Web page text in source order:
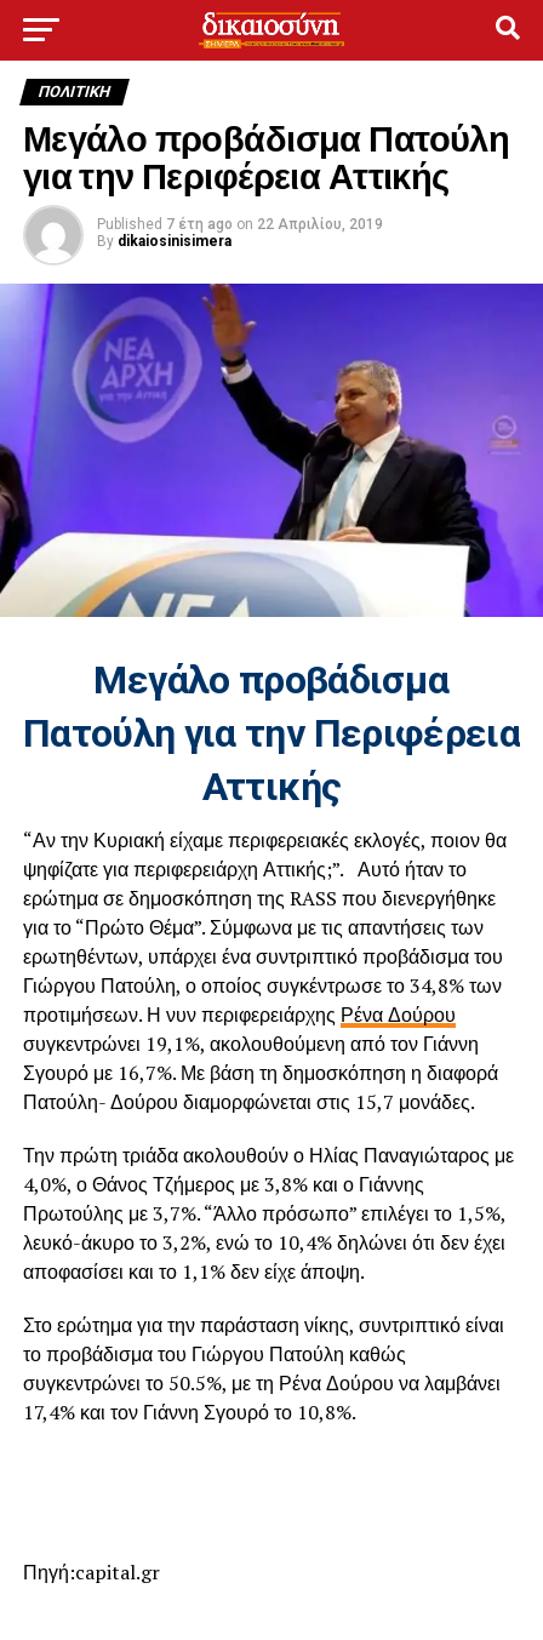
ΠΟΛΙΤΙΚΉ
Μεγάλο προβάδισμα Πατούλη
για την Περιφέρεια Αττικής
Published 7 έτη ago on 22 Απριλίου, 2019
By dikaiosinisimera
Μεγάλο προβάδισμα
Πατούλη για την Περιφέρεια
Αττικής
“Αν την Κυριακή είχαμε περιφερειακές εκλογές, ποιον θα
ψηφίζατε για περιφερειάρχη Αττικής;”. Αυτό ήταν το
ερώτημα σε δημοσκόπηση της RASS που διενεργήθηκε
για το “Πρώτο Θέμα”. Σύμφωνα με τις απαντήσεις των
ερωτηθέντων, υπάρχει ένα συντριπτικό προβάδισμα του
Γιώργου Πατούλη, ο οποίος συγκέντρωσε το 34,8% των
προτιμήσεων. Η νυν περιφερειάρχης Ρένα Δούρου
συγκεντρώνει 19,1%, ακολουθούμενη από τον Γιάννη
Σγουρό με 16,7%. Με βάση τη δημοσκόπηση η διαφορά
Πατούλη- Δούρου διαμορφώνεται στις 15,7 μονάδες.
Την πρώτη τριάδα ακολουθούν ο Ηλίας Παναγιώταρος με
4,0%, ο Θάνος Τζήμερος με 3,8% και ο Γιάννης
Πρωτούλης με 3,7%. “Άλλο πρόσωπο” επιλέγει το 1,5%,
λευκό-άκυρο το 3,2%, ενώ το 10,4% δηλώνει ότι δεν έχει
αποφασίσει και το 1,1% δεν είχε άποψη.
Στο ερώτημα για την παράσταση νίκης, συντριπτικό είναι
το προβάδισμα του Γιώργου Πατούλη καθώς
συγκεντρώνει το 50.5%, με τη Ρένα Δούρου να λαμβάνει
17,4% και τον Γιάννη Σγουρό το 10,8%.
Πηγή:capital.gr